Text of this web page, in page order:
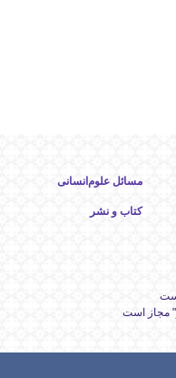
مسائل علوم‌انسانی
کتاب و نشر
" مجاز است